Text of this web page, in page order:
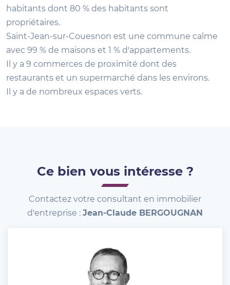
habitants dont 80 % des habitants sont
propriétaires.
Saint-Jean-sur-Couesnon est une commune calme
avec 99 % de maisons et 1 % d'appartements.
Il y a 9 commerces de proximité dont des
restaurants et un supermarché dans les environs.
Il y a de nombreux espaces verts.
Ce bien vous intéresse ?
Contactez votre consultant en immobilier
d'entreprise : Jean-Claude BERGOUGNAN